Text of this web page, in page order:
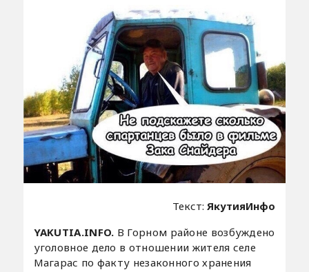
Текст: ЯкутияИнфо
YAKUTIA.INFO. В Горном районе возбуждено
уголовное дело в отношении жителя селе
Магарас по факту незаконного хранения